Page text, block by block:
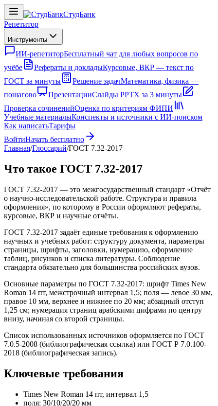
СтудБанк
Репетитор
Инструменты
ИИ-репетиторБесплатный чат для любых вопросов по
учёбе
Рефераты и докладыКурсовые, ВКР — текст по
ГОСТ за минуты
Решение задачМатематика, физика —
пошагово
ПрезентацииСлайды PPTX за 3 минуты
Проверка сочиненийОценка по критериям ФИПИ
Учебные материалыКонспекты и источники с ИИ-поиском
Как написатьТарифы
ВойтиНачать бесплатно
Главная/Глоссарий/ГОСТ 7.32-2017
Что такое ГОСТ 7.32-2017
ГОСТ 7.32-2017 — это межгосударственный стандарт «Отчёт
о научно-исследовательской работе. Структура и правила
оформления», по которому в России оформляют рефераты,
курсовые, ВКР и научные отчёты.
ГОСТ 7.32-2017 задаёт единые требования к оформлению
научных и учебных работ: структуру документа, параметры
страницы, шрифты, заголовки, нумерацию, оформление
таблиц, рисунков и списка литературы. Соблюдение
стандарта обязательно для большинства российских вузов.
Основные параметры по ГОСТ 7.32-2017: шрифт Times New
Roman 14 пт, межстрочный интервал 1,5; поля — левое 30 мм,
правое 10 мм, верхнее и нижнее по 20 мм; абзацный отступ
1,25 см; нумерация страниц арабскими цифрами по центру
внизу, начиная со второй страницы.
Список использованных источников оформляется по ГОСТ
7.0.5-2008 (библиографическая ссылка) или ГОСТ Р 7.0.100-
2018 (библиографическая запись).
Ключевые требования
Times New Roman 14 пт, интервал 1,5
поля: 30/10/20/20 мм